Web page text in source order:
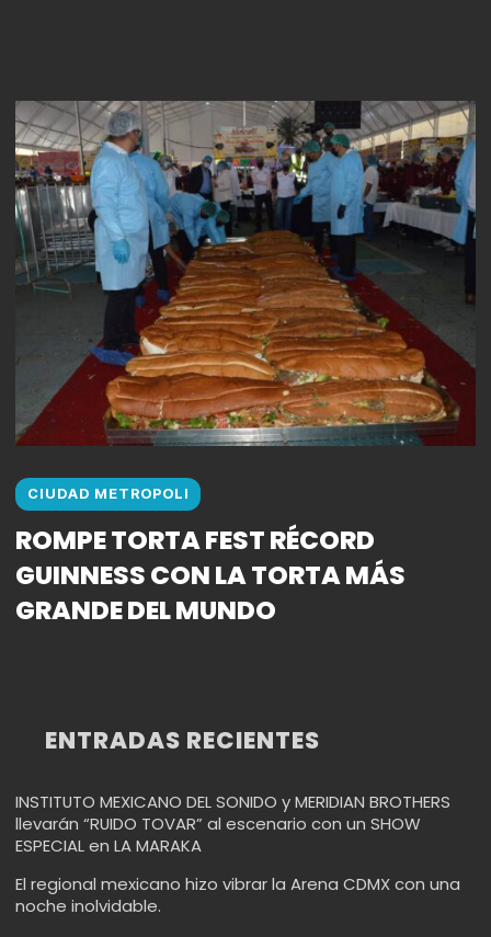
CIUDAD METROPOLI
ROMPE TORTA FEST RÉCORD
GUINNESS CON LA TORTA MÁS
GRANDE DEL MUNDO
ENTRADAS RECIENTES
INSTITUTO MEXICANO DEL SONIDO y MERIDIAN BROTHERS
llevarán “RUIDO TOVAR” al escenario con un SHOW
ESPECIAL en LA MARAKA
El regional mexicano hizo vibrar la Arena CDMX con una
noche inolvidable.